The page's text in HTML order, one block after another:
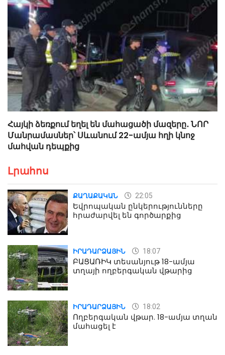
Հայկի ձեռքում եղել են մահացածի մազերը․ ՆՈՐ
Մանրամասներ՝ Սևանում 22-ամյա հղի կնոջ
մահվան դեպքից
Լրահոս
ՔԱՂԱՔԱԿԱՆ 22:05
Եվրոպական ընկերությունները
հրաժարվել են գործարքից
ԻՐԱԴԱՐՁԱՅԻՆ 18:07
ԲԱՑԱՌԻԿ տեսանյութ 18-ամյա
տղայի ողբերգական վթարից
ԻՐԱԴԱՐՁԱՅԻՆ 18:02
Ողբերգական վթար. 18-ամյա տղան
մահացել է